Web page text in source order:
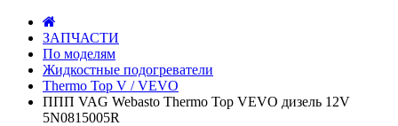
ЗАПЧАСТИ
По моделям
Жидкостные подогреватели
Thermo Top V / VEVO
ППП VAG Webasto Thermo Top VEVO дизель 12V
5N0815005R